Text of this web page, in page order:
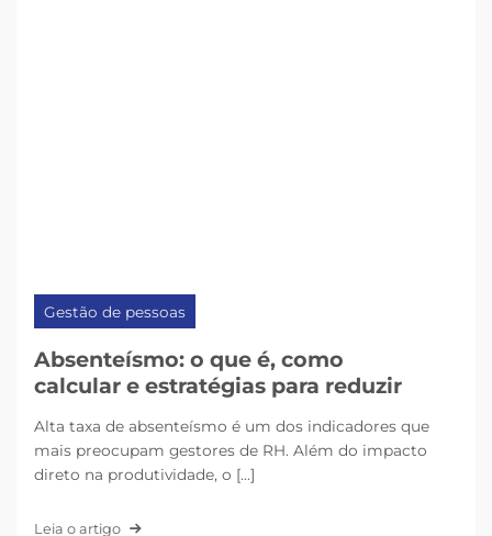
Gestão de pessoas
Absenteísmo: o que é, como
calcular e estratégias para reduzir
Alta taxa de absenteísmo é um dos indicadores que
mais preocupam gestores de RH. Além do impacto
direto na produtividade, o [...]
Leia o artigo